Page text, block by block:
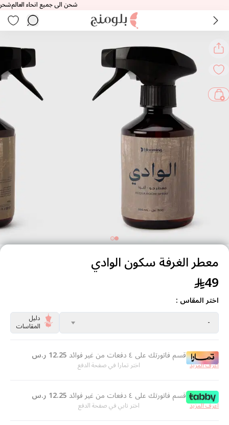
شحن الى جميع انحاء العالمشحن
معطر الغرفة سكون الوادي
49
اختر المقاس :
-
دليل
المقاسات
قسم فاتورتك على ٤ دفعات من غير فوائد 12.25 ر.س
اختر تمارا في صفحة الدفع اعرف المزيد
قسم فاتورتك على ٤ دفعات من غير فوائد 12.25 ر.س
اختر تابي في صفحة الدفع اعرف المزيد